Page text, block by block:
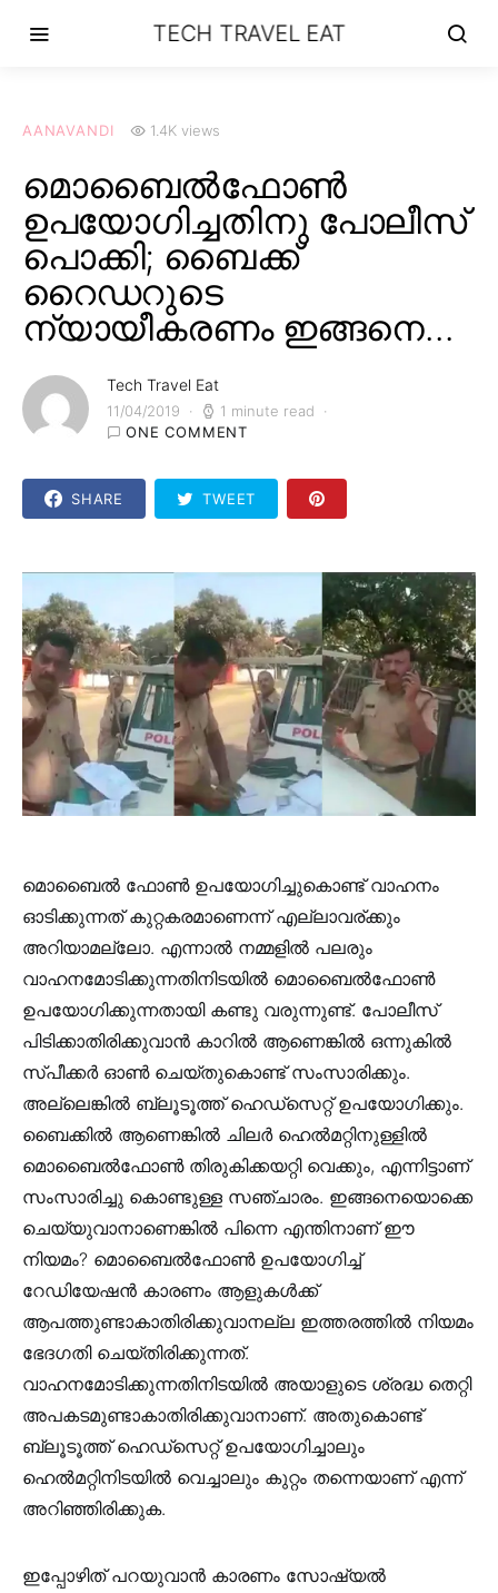
TECH TRAVEL EAT
AANAVANDI 1.4K views
മൊബൈൽഫോൺ
ഉപയോഗിച്ചതിനു പോലീസ്
പൊക്കി; ബൈക്ക്
റൈഡറുടെ
ന്യായീകരണം ഇങ്ങനെ…
Tech Travel Eat
11/04/2019
1 minute read
ONE COMMENT
SHARE TWEET
മൊബൈൽ ഫോൺ ഉപയോഗിച്ചുകൊണ്ട് വാഹനം
ഓടിക്കുന്നത് കുറ്റകരമാണെന്ന് എല്ലാവര്ക്കും
അറിയാമല്ലോ. എന്നാൽ നമ്മളിൽ പലരും
വാഹനമോടിക്കുന്നതിനിടയിൽ മൊബൈൽഫോൺ
ഉപയോഗിക്കുന്നതായി കണ്ടു വരുന്നുണ്ട്. പോലീസ്
പിടിക്കാതിരിക്കുവാൻ കാറിൽ ആണെങ്കിൽ ഒന്നുകിൽ
സ്പീക്കർ ഓൺ ചെയ്തുകൊണ്ട് സംസാരിക്കും.
അല്ലെങ്കിൽ ബ്ലൂടൂത്ത് ഹെഡ്സെറ്റ് ഉപയോഗിക്കും.
ബൈക്കിൽ ആണെങ്കിൽ ചിലർ ഹെൽമറ്റിനുള്ളിൽ
മൊബൈൽഫോൺ തിരുകിക്കയറ്റി വെക്കും, എന്നിട്ടാണ്
സംസാരിച്ചു കൊണ്ടുള്ള സഞ്ചാരം. ഇങ്ങനെയൊക്കെ
ചെയ്യുവാനാണെങ്കിൽ പിന്നെ എന്തിനാണ് ഈ
നിയമം? മൊബൈൽഫോൺ ഉപയോഗിച്ച്
റേഡിയേഷൻ കാരണം ആളുകൾക്ക്
ആപത്തുണ്ടാകാതിരിക്കുവാനല്ല ഇത്തരത്തിൽ നിയമം
ഭേദഗതി ചെയ്തിരിക്കുന്നത്.
വാഹനമോടിക്കുന്നതിനിടയിൽ അയാളുടെ ശ്രദ്ധ തെറ്റി
അപകടമുണ്ടാകാതിരിക്കുവാനാണ്. അതുകൊണ്ട്
ബ്ലൂടൂത്ത് ഹെഡ്സെറ്റ് ഉപയോഗിച്ചാലും
ഹെൽമറ്റിനിടയിൽ വെച്ചാലും കുറ്റം തന്നെയാണ് എന്ന്
അറിഞ്ഞിരിക്കുക.
ഇപ്പോഴിത് പറയുവാൻ കാരണം സോഷ്യൽ